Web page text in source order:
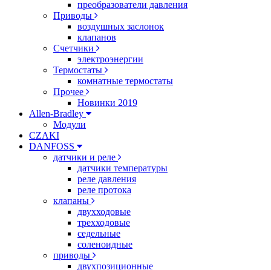
преобразователи давления
Приводы
воздушных заслонок
клапанов
Счетчики
электроэнергии
Термостаты
комнатные термостаты
Прочее
Новинки 2019
Allen-Bradley
Модули
CZAKI
DANFOSS
датчики и реле
датчики температуры
реле давления
реле протока
клапаны
двухходовые
трехходовые
седельные
соленоидные
приводы
двухпозиционные